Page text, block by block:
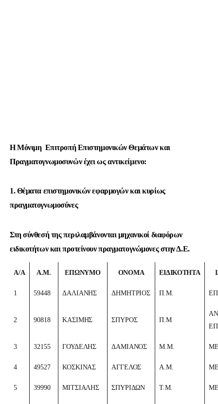
Η Μόνιμη Επιτροπή Επιστημονικών Θεμάτων και
Πραγματογνωμοσυνών έχει ως αντικείμενο:
1. Θέματα επιστημονικών εφαρμογών και κυρίως
πραγματογνωμοσύνες
Στη σύνθεσή της περιλαμβάνονται μηχανικοί διαφόρων
ειδικοτήτων και προτείνουν πραγματογνώμονες στην Δ.Ε.
Α/A Α.Μ. ΕΠΩΝΥΜΟ ΟΝΟΜΑ ΕΙΔΙΚΟΤΗΤΑ
1 59448 ΔΑΛΙΑΝΗΣ ΔΗΜΗΤΡΙΟΣ Π.Μ.
2 90818 ΚΑΣΙΜΗΣ ΣΠΥΡΟΣ Π.Μ
3 32155 ΓΟΥΔΕΛΗΣ ΔΑΜΙΑΝΟΣ Μ.Μ.
4 49527 ΚΟΣΚΙΝΑΣ ΑΓΓΕΛΟΣ Α.Μ.
5 39990 ΜΙΤΣΙΑΛΗΣ ΣΠΥΡΙΔΩΝ Τ.Μ.